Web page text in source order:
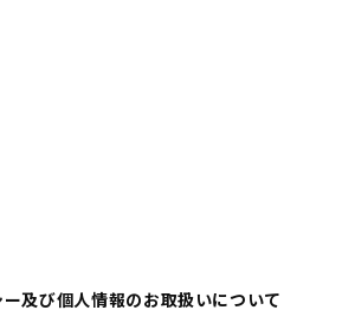
及び個人情報のお取扱いについて